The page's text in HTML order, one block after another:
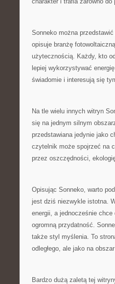
Sonneko można
opisuje branżę
użytecznością. Każdy, kto
lepiej wykorzystywać
świadomie i interesują się
Na tle wielu innych witryn
się na jednym silnym
przedstawiana jedynie jako
czytelnik może spojrzeć na
przez oszczędności,
Opisując Sonneko, warto
jest dziś niezwykle istotna.
energii, a jednocześnie chce
ogromną przydatność.
także styl myślenia. To
odległego, ale jako na
Bardzo dużą zaletą tej